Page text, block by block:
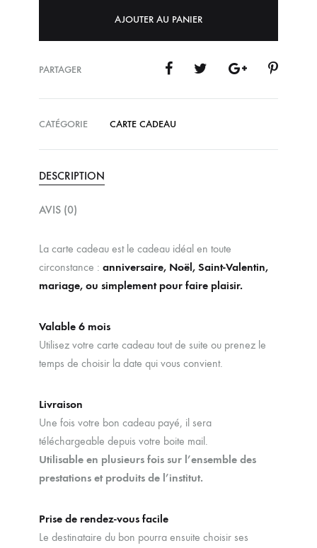
AJOUTER AU PANIER
PARTAGER
CATÉGORIE CARTE CADEAU
DESCRIPTION
AVIS (0)
La carte cadeau est le cadeau idéal en toute
circonstance : anniversaire, Noël, Saint-Valentin,
mariage, ou simplement pour faire plaisir.
Valable 6 mois
Utilisez votre carte cadeau tout de suite ou prenez le
temps de choisir la date qui vous convient.
Livraison
Une fois votre bon cadeau payé, il sera
téléchargeable depuis votre boite mail.
Utilisable en plusieurs fois sur l’ensemble des
prestations et produits de l’institut.
Prise de rendez-vous facile
Le destinataire du bon pourra ensuite choisir ses